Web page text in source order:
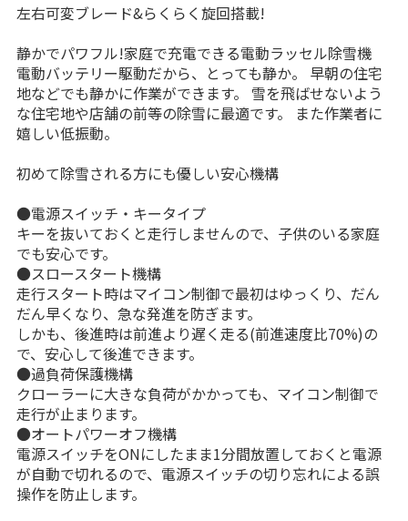
左右可変ブレード&らくらく旋回搭載!
静かでパワフル!家庭で充電できる電動ラッセル除雪機
電動バッテリー駆動だから、とっても静か。 早朝の住宅
地などでも静かに作業ができます。 雪を飛ばせないよう
な住宅地や店舗の前等の除雪に最適です。 また作業者に
嬉しい低振動。
初めて除雪される方にも優しい安心機構
●電源スイッチ・キータイプ
キーを抜いておくと走行しませんので、子供のいる家庭
でも安心です。
●スロースタート機構
走行スタート時はマイコン制御で最初はゆっくり、だん
だん早くなり、急な発進を防ぎます。
しかも、後進時は前進より遅く走る(前進速度比70%)の
で、安心して後進できます。
●過負荷保護機構
クローラーに大きな負荷がかかっても、マイコン制御で
走行が止まります。
●オートパワーオフ機構
電源スイッチをONにしたまま1分間放置しておくと電源
が自動で切れるので、電源スイッチの切り忘れによる誤
操作を防止します。